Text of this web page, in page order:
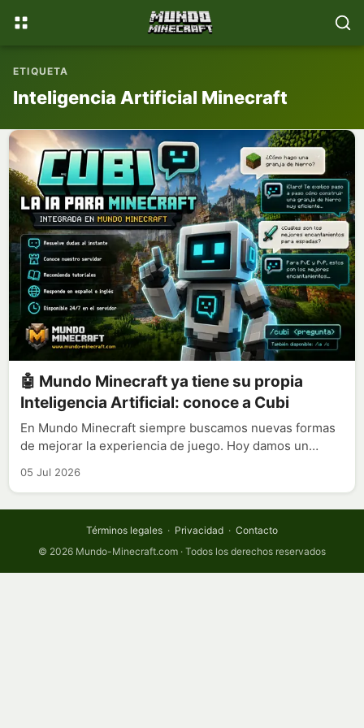
📚 💎
ETIQUETA
Inteligencia Artificial Minecraft
🤖 Mundo Minecraft ya tiene su propia
Inteligencia Artificial: conoce a Cubi
En Mundo Minecraft siempre buscamos nuevas formas
de mejorar la experiencia de juego. Hoy damos un…
05 Jul 2026
Términos legales · Privacidad · Contacto
© 2026 Mundo-Minecraft.com · Todos los derechos reservados